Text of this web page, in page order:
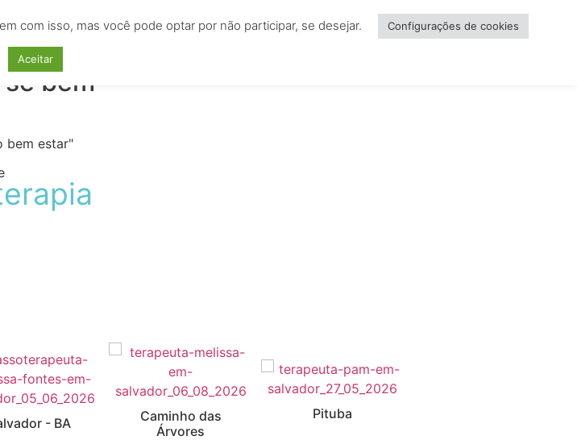
CURSOS LOCAÇÕES ANUNCIAR
bem
bem estar"
- BA
Caminho das
Árvores
Pituba
com isso, mas você pode optar por não participar, se desejar. Configurações de cookies
Aceitar